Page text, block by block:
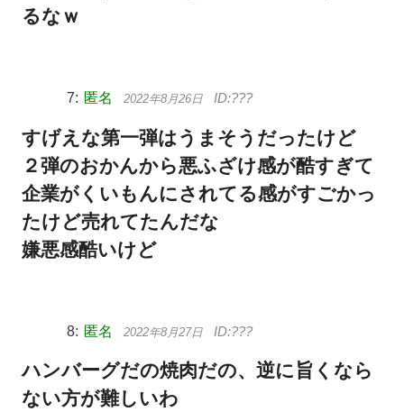
るなｗ
匿名 2022年8月26日
すげえな第一弾はうまそうだったけど
２弾のおかんから悪ふざけ感が酷すぎて
企業がくいもんにされてる感がすごかっ
たけど売れてたんだな
嫌悪感酷いけど
匿名 2022年8月27日
ハンバーグだの焼肉だの、逆に旨くなら
ない方が難しいわ